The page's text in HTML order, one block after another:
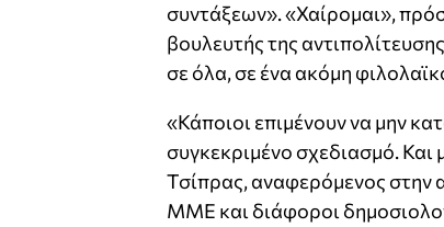
συντάξεων». «Χαίρομαι»,
βουλευτής της
σε όλα, σε ένα ακόμη
«Κάποιοι επιμένουν να μην
συγκεκριμένο σχεδιασμό. Και
Τσίπρας, αναφερόμενος στην
ΜΜΕ και διάφοροι